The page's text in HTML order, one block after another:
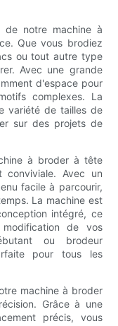
de notre machine à
Que vous brodiez
ou tout autre type
Avec une grande
d'espace pour
complexes. La
variété de tailles de
sur des projets de
à broder à tête
conviviale. Avec un
facile à parcourir,
La machine est
intégré, ce
de vos
ou brodeur
pour tous les
machine à broder
Grâce à une
précis, vous